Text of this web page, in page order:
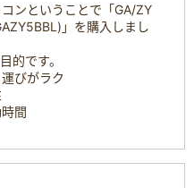
ンということで「GA/ZY
」を購入しまし
的です。
びがラク
間